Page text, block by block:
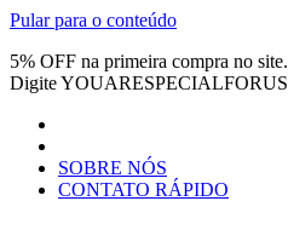
Pular para o conteúdo
5% OFF na primeira compra no site.
DigiteYOUARESPECIALFORUS
SOBRE NÓS
CONTATO RÁPIDO